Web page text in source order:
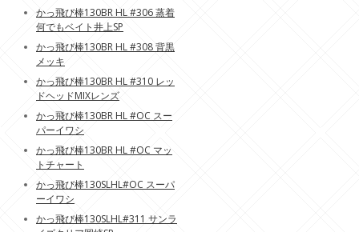
かっ飛び棒130BR HL #306 蒸着
何でもベイト井上SP
かっ飛び棒130BR HL #308 背黒
メッキ
かっ飛び棒130BR HL #310 レッ
ドヘッドMIXレンズ
かっ飛び棒130BR HL #OC スー
パーイワシ
かっ飛び棒130BR HL #OC マッ
トチャート
かっ飛び棒130SLHL#OC スーパ
ーイワシ
かっ飛び棒130SLHL#311 サンラ